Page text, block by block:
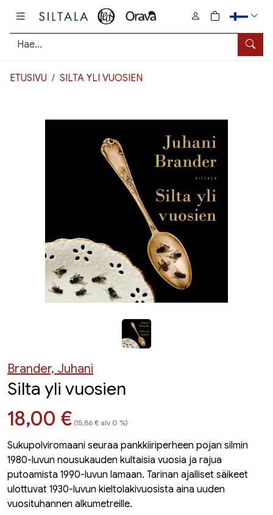
Hae
0
tuotetta
ETUSIVU SILTA YLI VUOSIEN
Brander, Juhani
Silta yli vuosien
Hinta nyt
18,00 € (15,86 € alv 0 %)
Sukupolviromaani seuraa pankkiiriperheen pojan silmin
1980-luvun nousukauden kultaisia vuosia ja rajua
putoamista 1990-luvun lamaan. Tarinan ajalliset säikeet
ulottuvat 1930-luvun kieltolakivuosista aina uuden
vuosituhannen alkumetreille.